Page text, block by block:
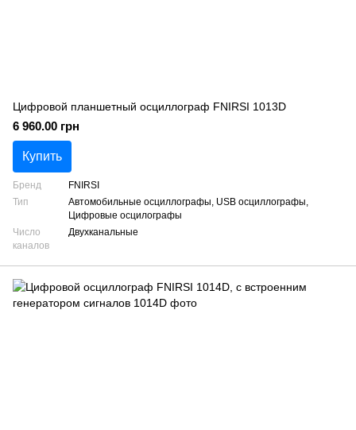
Цифровой планшетный осциллограф FNIRSI 1013D
6 960.00 грн
Купить
Бренд
FNIRSI
Тип
Автомобильные осциллографы, USB осциллографы,
Цифровые осцилографы
Число
каналов
Двухканальные